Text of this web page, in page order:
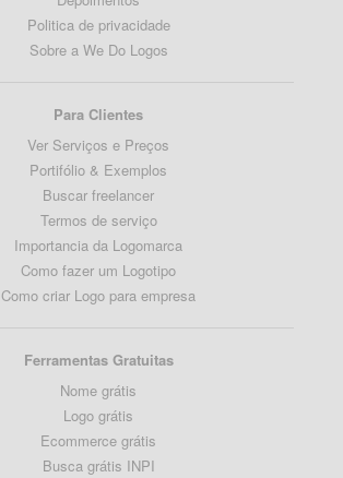
Politica de privacidade
Sobre a We Do Logos
Para Clientes
Ver Serviços e Preços
Portifólio & Exemplos
Buscar freelancer
Termos de serviço
Importancia da Logomarca
Como fazer um Logotipo
Como criar Logo para empresa
Ferramentas Gratuitas
Nome grátis
Logo grátis
Ecommerce grátis
Busca grátis INPI